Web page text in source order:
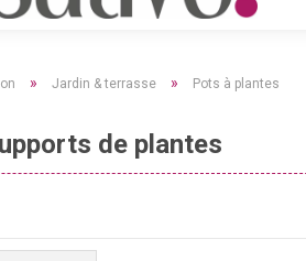
» Jardin & terrasse » Pots à plantes
de plantes